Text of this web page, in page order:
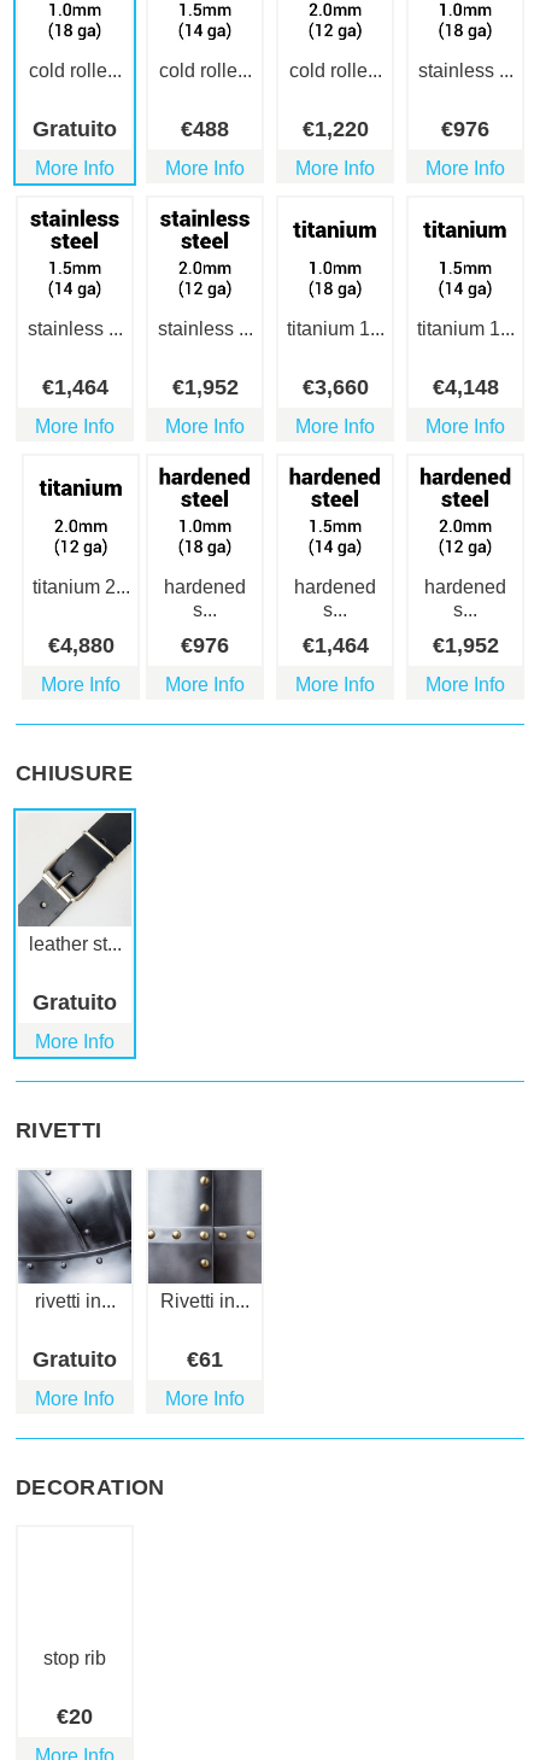
cold rolle...
Gratuito
More Info
cold rolle...
€488
More Info
cold rolle...
€1,220
More Info
stainless ...
€976
More Info
stainless ...
€1,464
More Info
stainless ...
€1,952
More Info
titanium 1...
€3,660
More Info
titanium 1...
€4,148
More Info
titanium 2...
€4,880
More Info
hardened
s...
€976
More Info
hardened
s...
€1,464
More Info
hardened
s...
€1,952
More Info
CHIUSURE
leather st...
Gratuito
More Info
RIVETTI
rivetti in...
Gratuito
More Info
Rivetti in...
€61
More Info
DECORATION
stop rib
€20
More Info